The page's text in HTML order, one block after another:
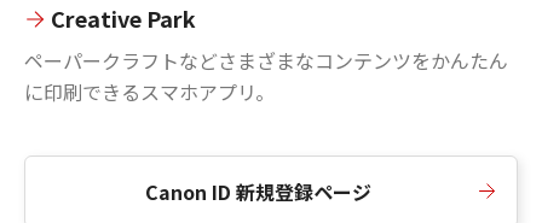
Creative Park
ペーパークラフトなどさまざまなコンテンツをかんたん
に印刷できるスマホアプリ。
Canon ID 新規登録ページ